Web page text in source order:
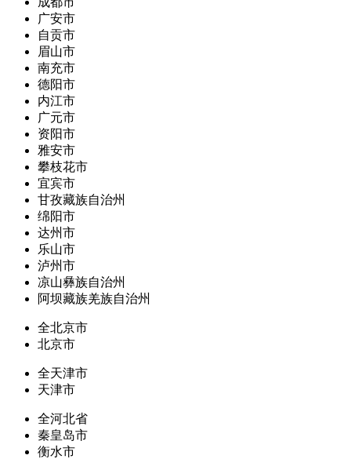
广安市
自贡市
眉山市
南充市
德阳市
内江市
广元市
资阳市
雅安市
攀枝花市
宜宾市
甘孜藏族自治州
绵阳市
达州市
乐山市
泸州市
凉山彝族自治州
阿坝藏族羌族自治州
全北京市
北京市
全天津市
天津市
全河北省
秦皇岛市
衡水市